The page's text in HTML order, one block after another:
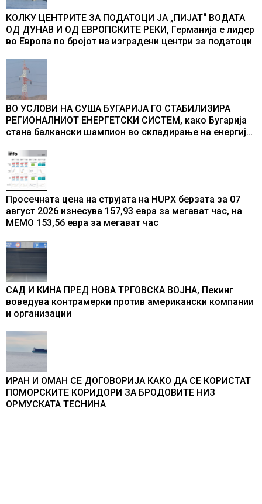
КОЛКУ ЦЕНТРИТЕ ЗА ПОДАТОЦИ ЈА „ПИЈАТ“ ВОДАТА
ОД ДУНАВ И ОД ЕВРОПСКИТЕ РЕКИ, Германија е лидер
во Европа по бројот на изградени центри за податоци
ВО УСЛОВИ НА СУША БУГАРИЈА ГО СТАБИЛИЗИРА
РЕГИОНАЛНИОТ ЕНЕРГЕТСКИ СИСТЕМ, како Бугарија
стана балкански шампион во складирање на енергија
Просечната цена на струјата на HUPX берзата за 07
август 2026 изнесува 157,93 евра за мегават час, на
МЕМО 153,56 евра за мегават час
САД И КИНА ПРЕД НОВА ТРГОВСКА ВОЈНА, Пекинг
воведува контрамерки против американски компании
и организации
ИРАН И ОМАН СЕ ДОГОВОРИЈА КАКО ДА СЕ КОРИСТАТ
ПОМОРСКИТЕ КОРИДОРИ ЗА БРОДОВИТЕ НИЗ
ОРМУСКАТА ТЕСНИНА